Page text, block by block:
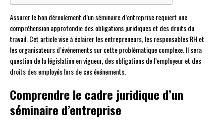
Assurer le bon déroulement d’un séminaire d’entreprise requiert une
compréhension approfondie des obligations juridiques et des droits du
travail. Cet article vise à éclairer les entrepreneurs, les responsables RH et
les organisateurs d’événements sur cette problématique complexe. Il sera
question de la législation en vigueur, des obligations de l’employeur et des
droits des employés lors de ces événements.
Comprendre le cadre juridique d’un
séminaire d’entreprise